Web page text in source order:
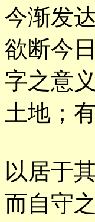
今渐发
欲断今
字之意
土地；
以居于
而自守